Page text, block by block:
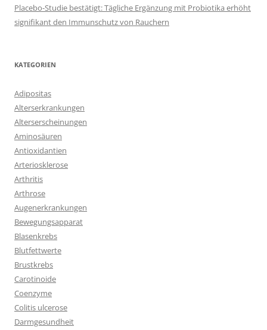
Placebo-Studie bestätigt: Tägliche Ergänzung mit Probiotika erhöht
signifikant den Immunschutz von Rauchern
KATEGORIEN
Adipositas
Alterserkrankungen
Alterserscheinungen
Aminosäuren
Antioxidantien
Arteriosklerose
Arthritis
Arthrose
Augenerkrankungen
Bewegungsapparat
Blasenkrebs
Blutfettwerte
Brustkrebs
Carotinoide
Coenzyme
Colitis ulcerose
Darmgesundheit